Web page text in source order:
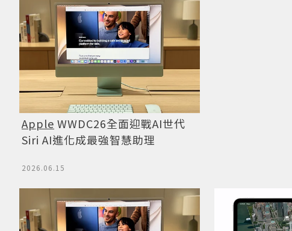
Apple WWDC26全面迎戰AI世代
Siri AI進化成最強智慧助理
2026.06.15